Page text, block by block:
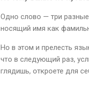
Одно слово — три разные
носящий имя как
Но в этом и прелесть
что в следующий раз,
глядишь, откроете для